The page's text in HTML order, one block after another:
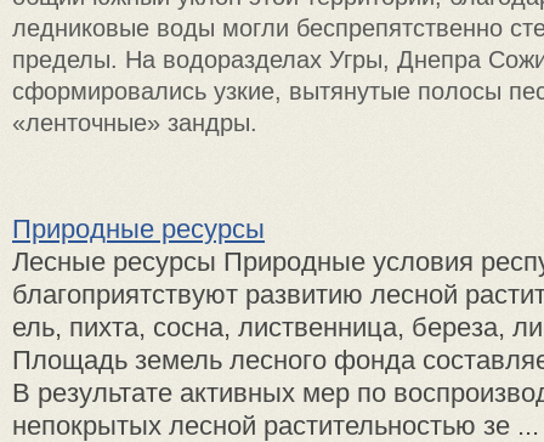
ледниковые воды могли беспрепятственно
пределы. На водоразделах Угры, Днепра
сформировались узкие, вытянутые полосы
«ленточные» зандры.
Природные ресурсы
Лесные ресурсы Природные условия
благоприятствуют развитию лесной
ель, пихта, сосна, лиственница, береза,
Площадь земель лесного фонда
В результате активных мер по
непокрытых лесной растительностью зе ...